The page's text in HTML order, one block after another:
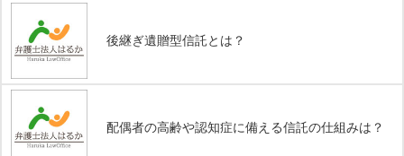
後継ぎ遺贈型信託とは？
配偶者の高齢や認知症に備える信託の仕組みは？